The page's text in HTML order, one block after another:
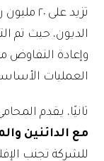
تزيد
الديون، حيث تم
وإعادة التفاوض
العمليات
ثانيًا، يقدم
مع الدائنين
للشركة تجنب